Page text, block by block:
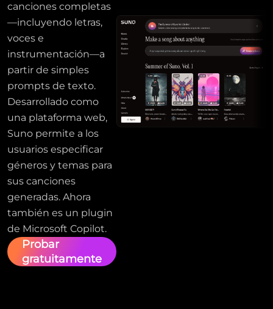
canciones completas
—incluyendo letras,
voces e
instrumentación—a
partir de simples
prompts de texto.
Desarrollado como
una plataforma web,
Suno permite a los
usuarios especificar
géneros y temas para
sus canciones
generadas. Ahora
también es un plugin
de Microsoft Copilot.
Probar
gratuitamente